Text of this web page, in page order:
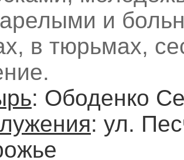
и
в тюрьмах,
: Ободенко
: ул.